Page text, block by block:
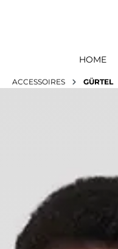
HOME
ACCESSOIRES GÜRTEL